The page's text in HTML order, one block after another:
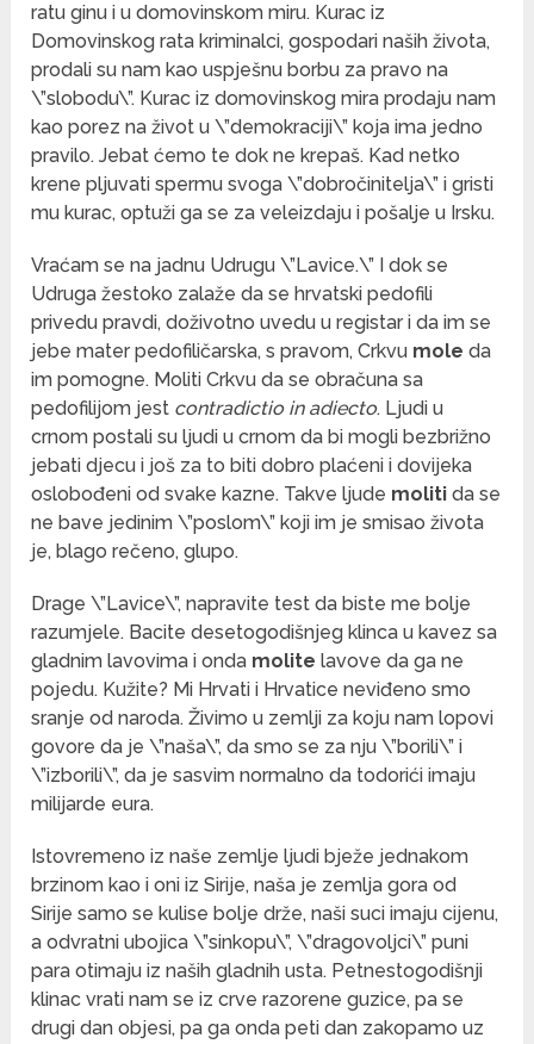
ratu ginu i u domovinskom miru. Kurac iz
Domovinskog rata kriminalci, gospodari naših života,
prodali su nam kao uspješnu borbu za pravo na
\”slobodu\”. Kurac iz domovinskog mira prodaju nam
kao porez na život u \”demokraciji\” koja ima jedno
pravilo. Jebat ćemo te dok ne krepaš. Kad netko
krene pljuvati spermu svoga \”dobročinitelja\” i gristi
mu kurac, optuži ga se za veleizdaju i pošalje u Irsku.
Vraćam se na jadnu Udrugu \”Lavice.\” I dok se
Udruga žestoko zalaže da se hrvatski pedofili
privedu pravdi, doživotno uvedu u registar i da im se
jebe mater pedofiličarska, s pravom, Crkvu mole da
im pomogne. Moliti Crkvu da se obračuna sa
pedofilijom jest contradictio in adiecto. Ljudi u
crnom postali su ljudi u crnom da bi mogli bezbrižno
jebati djecu i još za to biti dobro plaćeni i dovijeka
oslobođeni od svake kazne. Takve ljude moliti da se
ne bave jedinim \”poslom\” koji im je smisao života
je, blago rečeno, glupo.
Drage \”Lavice\”, napravite test da biste me bolje
razumjele. Bacite desetogodišnjeg klinca u kavez sa
gladnim lavovima i onda molite lavove da ga ne
pojedu. Kužite? Mi Hrvati i Hrvatice neviđeno smo
sranje od naroda. Živimo u zemlji za koju nam lopovi
govore da je \”naša\”, da smo se za nju \”borili\” i
\”izborili\”, da je sasvim normalno da todorići imaju
milijarde eura.
Istovremeno iz naše zemlje ljudi bježe jednakom
brzinom kao i oni iz Sirije, naša je zemlja gora od
Sirije samo se kulise bolje drže, naši suci imaju cijenu,
a odvratni ubojica \”sinkopu\”, \”dragovoljci\” puni
para otimaju iz naših gladnih usta. Petnestogodišnji
klinac vrati nam se iz crve razorene guzice, pa se
drugi dan objesi, pa ga onda peti dan zakopamo uz